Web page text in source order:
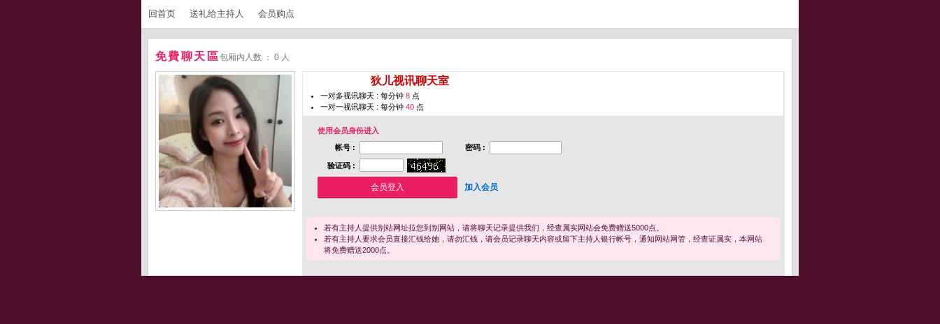
回首页 送礼给主持人 会员购点
免費聊天區包厢内人数 ： 0 人
狄儿视讯聊天室
一对多视讯聊天 : 每分钟 8 点
一对一视讯聊天 : 每分钟 40 点
使用会员身份进入
帐号 :
密码 :
验证码 :
加入会员
若有主持人提供别站网址拉您到别网站，请将聊天记录提供我们，经查属实网站会免费赠送5000点。
若有主持人要求会员直接汇钱给她，请勿汇钱，请会员记录聊天内容或留下主持人银行帐号，通知网站网管，经查证属实，本网站
将免费赠送2000点。